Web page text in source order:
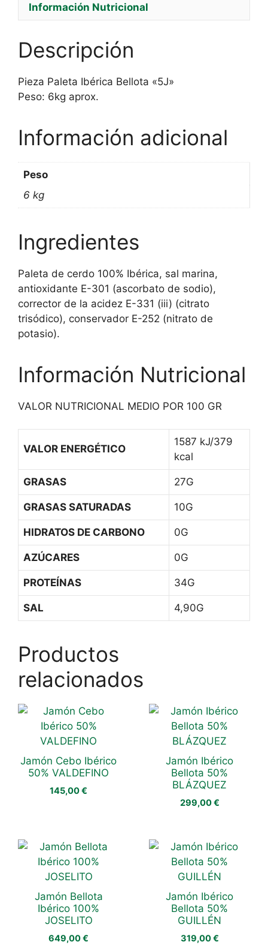
Información Nutricional
Descripción
Pieza Paleta Ibérica Bellota «5J»
Peso: 6kg aprox.
Información adicional
Peso
6 kg
Ingredientes
Paleta de cerdo 100% Ibérica, sal marina,
antioxidante E-301 (ascorbato de sodio),
corrector de la acidez E-331 (iii) (citrato
trisódico), conservador E-252 (nitrato de
potasio).
Información Nutricional
VALOR NUTRICIONAL MEDIO POR 100 GR
VALOR ENERGÉTICO
1587 kJ/379
kcal
GRASAS 27G
GRASAS SATURADAS 10G
HIDRATOS DE CARBONO 0G
AZÚCARES 0G
PROTEÍNAS 34G
SAL 4,90G
Productos
relacionados
Jamón Cebo Ibérico
50% VALDEFINO
145,00€
Jamón Ibérico
Bellota 50%
BLÁZQUEZ
299,00€
Jamón Bellota
Ibérico 100%
JOSELITO
649,00€
Jamón Ibérico
Bellota 50%
GUILLÉN
319,00€